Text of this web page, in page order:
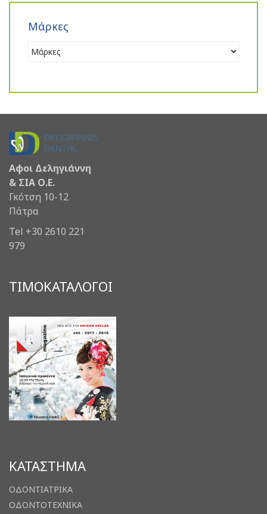
Μάρκες
Αφοι Δεληγιάννη
& ΣΙΑ Ο.Ε.
Γκότση 10-12
Πάτρα
Tel +30 2610 221
979
ΤΙΜΟΚΑΤΑΛΟΓΟΙ
ΚΑΤΑΣΤΗΜΑ
ΟΔΟΝΤΙΑΤΡΙΚΑ
ΟΔΟΝΤΟΤΕΧΝΙΚΑ